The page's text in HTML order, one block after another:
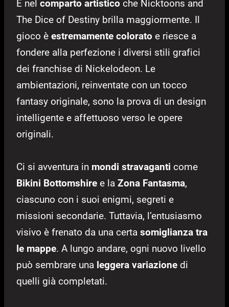
È nel comparto artistico che Nicktoons and
The Dice of Destiny brilla maggiormente. Il
gioco è estremamente colorato e riesce a
fondere alla perfezione i diversi stili grafici
dei franchise di Nickelodeon. Le
ambientazioni, reinventate con un tocco
fantasy originale, sono la prova di un design
intelligente e affettuoso verso le opere
originali.
Ci si avventura in mondi stravaganti come
Bikini Bottomshire e la Zona Fantasma,
ciascuno con i suoi enigmi, segreti e
missioni secondarie. Tuttavia, l’entusiasmo
visivo è frenato da una certa somiglianza tra
le mappe. A lungo andare, ogni nuovo livello
può sembrare una leggera variazione di
quelli già completati.